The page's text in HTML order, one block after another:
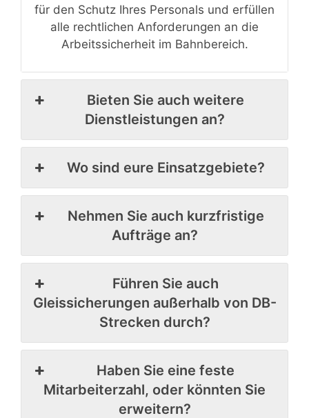
für den Schutz Ihres Personals und erfüllen
alle rechtlichen Anforderungen an die
Arbeitssicherheit im Bahnbereich.
Bieten Sie auch weitere
Dienstleistungen an?
Wo sind eure Einsatzgebiete?
Nehmen Sie auch kurzfristige
Aufträge an?
Führen Sie auch
Gleissicherungen außerhalb von DB-
Strecken durch?
Haben Sie eine feste
Mitarbeiterzahl, oder könnten Sie
erweitern?